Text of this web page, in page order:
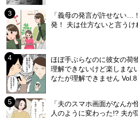
「義母の発言が許せない…
発！ 夫は仕方ないと言うけ
ほぼ手ぶらなのに彼女の荷
理解できないけど楽しまな
なたが理解できません Vol.8
「夫のスマホ画面がなん
人のように変わった!? 夫が